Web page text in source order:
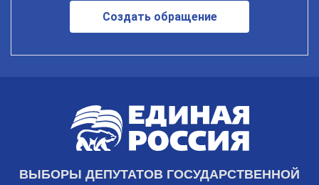
Создать обращение
ВЫБОРЫ ДЕПУТАТОВ ГОСУДАРСТВЕННОЙ